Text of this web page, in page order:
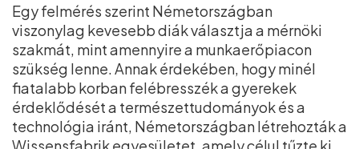
Egy felmérés szerint Németországban
viszonylag kevesebb diák választja a mérnöki
szakmát, mint amennyire a munkaerőpiacon
szükség lenne. Annak érdekében, hogy minél
fiatalabb korban felébresszék a gyerekek
érdeklődését a természettudományok és a
technológia iránt, Németországban létrehozták a
Wissensfabrik egyesületet, amely célul tűzte ki,